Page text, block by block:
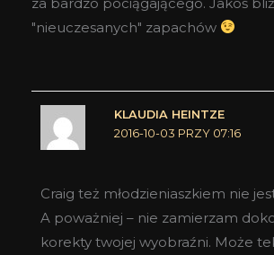
"nieuczesanych" zapachów
KLAUDIA HEINTZE
2016-10-03 PRZY 07:16
Craig też młodzieniaszkiem nie
A poważniej – nie zamierzam
korekty twojej wyobraźni. Może